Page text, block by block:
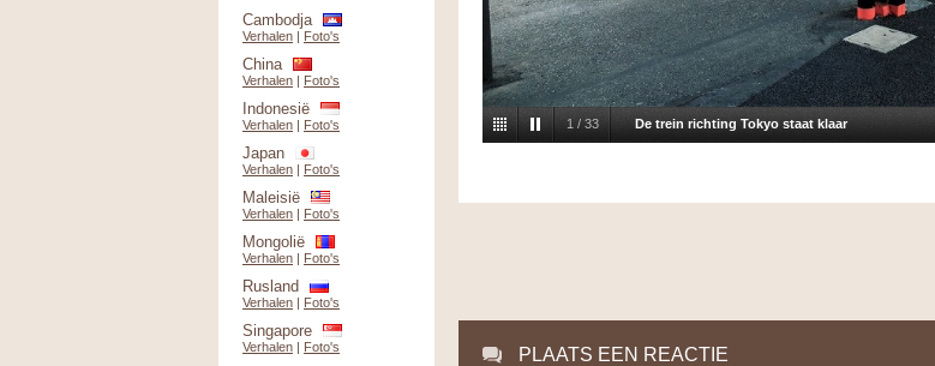
1 / 33 De trein richting Tokyo staat klaar
PLAATS EEN REACTIE
Cambodja
Verhalen | Foto's
China
Verhalen | Foto's
Indonesië
Verhalen | Foto's
Japan
Verhalen | Foto's
Maleisië
Verhalen | Foto's
Mongolië
Verhalen | Foto's
Rusland
Verhalen | Foto's
Singapore
Verhalen | Foto's